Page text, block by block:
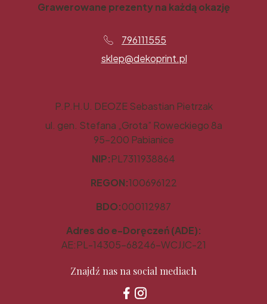
Grawerowane prezenty na każdą okazję
796111555
sklep@dekoprint.pl
P.P.H.U. DEOZE Sebastian Pietrzak
ul. gen. Stefana „Grota” Roweckiego 8a
95-200 Pabianice
NIP:PL7311938864
REGON:100696122
BDO:000112987
Adres do e-Doręczeń (ADE):
AE:PL-14305-68246-WCJJC-21
Znajdź nas na social mediach